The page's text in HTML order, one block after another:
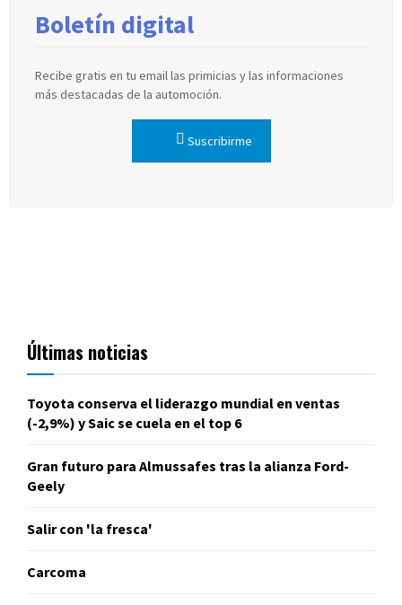
Boletín digital
Recibe gratis en tu email las primicias y las informaciones
más destacadas de la automoción.
Suscribirme
Últimas noticias
Toyota conserva el liderazgo mundial en ventas
(-2,9%) y Saic se cuela en el top 6
Gran futuro para Almussafes tras la alianza Ford-
Geely
Salir con 'la fresca'
Carcoma